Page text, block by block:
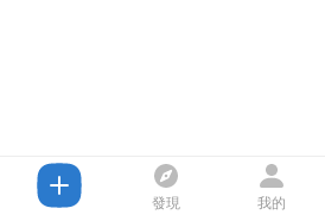
發現 我的